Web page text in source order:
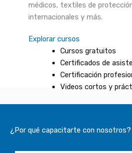
médicos, textiles de
internacionales y más.
Explorar cursos
Cursos gratuitos
Certificados de
Certificación
Videos cortos y
¿Por qué capacitarte con nosotros?